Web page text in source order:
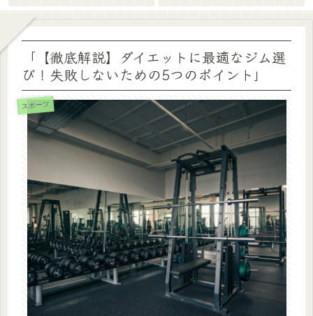
「【徹底解説】ダイエットに最適なジム選
び！失敗しないための5つのポイント」
スポーツ